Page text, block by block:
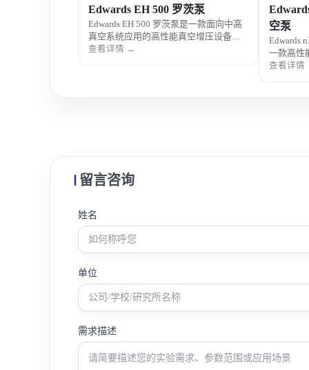
Edwards EH 500 罗茨泵
Edwards EH 500 罗茨泵是一款面向中高
真空系统应用的高性能真空增压设备，
具备大抽速、运行稳定及可靠性高等特
查看详情 →
空泵
Edwards
一款高性
进涡旋技
查看详情
留言咨询
姓名
单位
需求描述